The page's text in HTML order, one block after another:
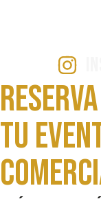
Reserva
Tu